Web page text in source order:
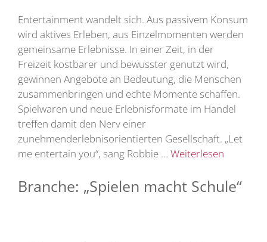
Entertainment wandelt sich. Aus passivem Konsum
wird aktives Erleben, aus Einzelmomenten werden
gemeinsame Erlebnisse. In einer Zeit, in der
Freizeit kostbarer und bewusster genutzt wird,
gewinnen Angebote an Bedeutung, die Menschen
zusammenbringen und echte Momente schaffen.
Spielwaren und neue Erlebnisformate im Handel
treffen damit den Nerv einer
zunehmenderlebnisorientierten Gesellschaft. „Let
me entertain you“, sang Robbie … Weiterlesen
Branche: „Spielen macht Schule“